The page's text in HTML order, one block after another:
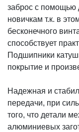
заброс с помощью
новичкам т.к. в
бесконечного
способствует
Подшипники
покрытие и
Надежная и
передачи, при
того, что детали
алюминиевых